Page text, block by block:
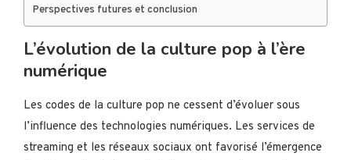
Perspectives futures et conclusion
L’évolution de la culture pop à l’ère
numérique
Les codes de la culture pop ne cessent d’évoluer sous
l’influence des technologies numériques. Les services de
streaming et les réseaux sociaux ont favorisé l’émergence